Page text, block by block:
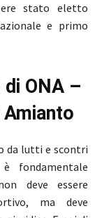
stato eletto
e primo
ONA –
da lutti e scontri
fondamentale
deve essere
ma deve